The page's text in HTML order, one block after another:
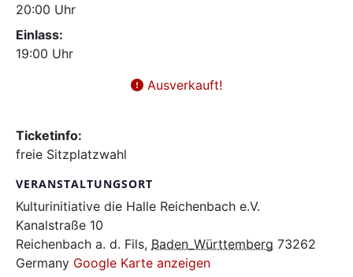
20:00 Uhr
Einlass:
19:00 Uhr
Ausverkauft!
Ticketinfo:
freie Sitzplatzwahl
VERANSTALTUNGSORT
Kulturinitiative die Halle Reichenbach e.V.
Kanalstraße 10
Reichenbach a. d. Fils, Baden_Württemberg 73262
Germany Google Karte anzeigen